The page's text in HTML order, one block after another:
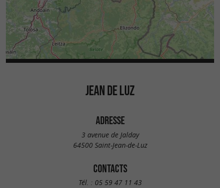
JEAN DE LUZ
ADRESSE
3 avenue de Jalday
64500 Saint-Jean-de-Luz
CONTACTS
Tél. : 05 59 47 11 43